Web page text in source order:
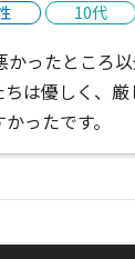
10代
かったところ
は優しく、
ったです。